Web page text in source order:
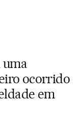
uma
ocorrido
em